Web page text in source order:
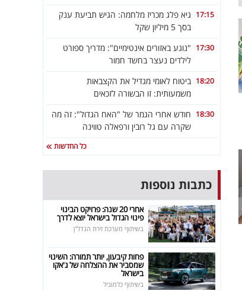
17:15 גיא פלג מכריז מלחמה: הגיש תביעת ענק
בסך 5 מיליון שקל
17:30 "נוגע באזורים אינטימיים": מדריך ספורט
לילדים נעצר בחשד חמור
18:20 ביטוח לאומי מגדיל את הקצבאות
משמעותית: זו הבשורה לזכאים
18:30 חודש אחרי הגמר של "האח הגדול": זה מה
שקרה עם גל רובין ורפאלה טווינה
כל החדשות
כתבות נוספות
אחרי 20 שנה: פרויקט הבינוי
פינוי הגדול בישראל יוצא לדרך
בשיתוף מערכת זירת הנדל"ן
פחות קיבעון, יותר תמורה: השינוי
שמסביר את ההצלחה של ג'אקו
בישראל
בשיתוף כלמוביל